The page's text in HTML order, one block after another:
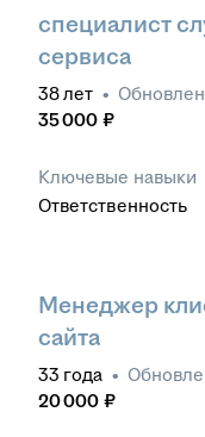
специалист
сервиса
38лет •
35 000 ₽
Ключевые навыки
Ответственность
Менеджер
сайта
33 года •
20 000 ₽